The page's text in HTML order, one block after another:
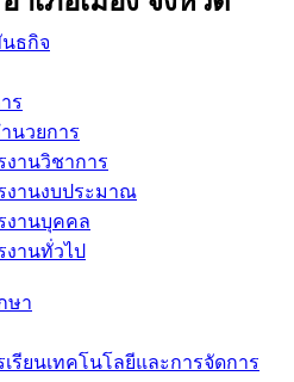
ธกิจ
ร
นวยการ
านวิชาการ
งานงบประมาณ
งานบุคคล
านทั่วไป
ษา
รียนเทคโนโลยีและการจัดการ